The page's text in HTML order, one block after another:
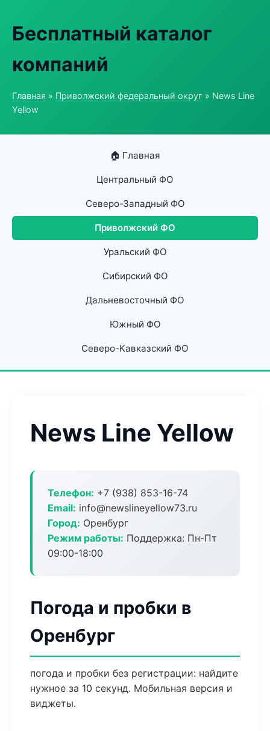
Бесплатный каталог
компаний
Главная » Приволжский федеральный округ » News Line
Yellow
🏠 Главная
Центральный ФО
Северо-Западный ФО
Приволжский ФО
Уральский ФО
Сибирский ФО
Дальневосточный ФО
Южный ФО
Северо-Кавказский ФО
News Line Yellow
Телефон: +7 (938) 853-16-74
Email: info@newslineyellow73.ru
Город: Оренбург
Режим работы: Поддержка: Пн-Пт
09:00-18:00
Погода и пробки в
Оренбург
погода и пробки без регистрации: найдите
нужное за 10 секунд. Мобильная версия и
виджеты.